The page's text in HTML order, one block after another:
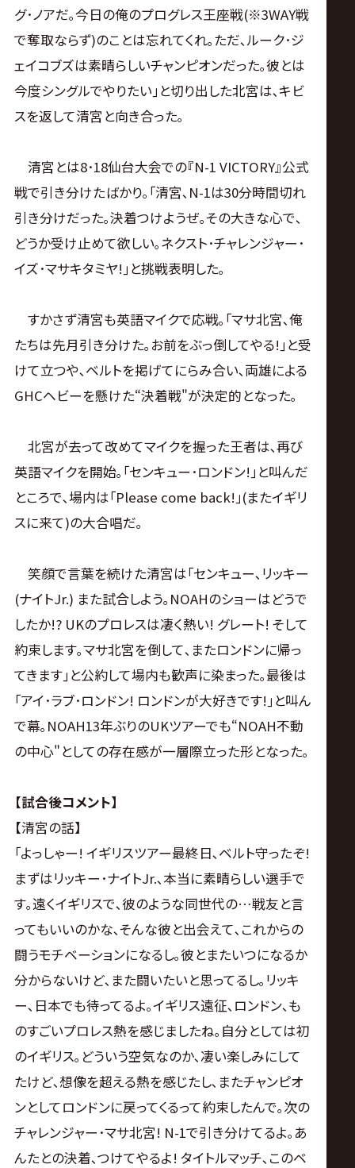
グ･ノアだ｡今日の俺のプログレス王座戦(※3WAY戦
で奪取ならず)のことは忘れてくれ｡ただ､ルーク･ジ
ェイコブズは素晴らしいチャンピオンだった｡彼とは
今度シングルでやりたい｣と切り出した北宮は､キビ
スを返して清宮と向き合った｡
清宮とは8･18仙台大会での『N-1 VICTORY』公式
戦で引き分けたばかり｡｢清宮､N-1は30分時間切れ
引き分けだった｡決着つけようぜ｡その大きな心で､
どうか受け止めて欲しい｡ネクスト･チャレンジャー･
イズ･マサキタミヤ!｣と挑戦表明した｡
すかさず清宮も英語マイクで応戦｡｢マサ北宮､俺
たちは先月引き分けた｡お前をぶっ倒してやる!｣と受
けて立つや､ベルトを掲げてにらみ合い､両雄による
GHCヘビーを懸けた“決着戦"が決定的となった｡
北宮が去って改めてマイクを握った王者は､再び
英語マイクを開始｡｢センキュー･ロンドン!｣と叫んだ
ところで､場内は｢Please come back!｣(またイギリ
スに来て)の大合唱だ｡
笑顔で言葉を続けた清宮は｢センキュー､リッキー
(ナイトJr.) また試合しよう｡NOAHのショーはどうで
したか!? UKのプロレスは凄く熱い! グレート! そして
約束します｡マサ北宮を倒して､またロンドンに帰っ
てきます｣と公約して場内も歓声に染まった｡最後は
｢アイ･ラブ･ロンドン! ロンドンが大好きです!｣と叫ん
で幕｡NOAH13年ぶりのUKツアーでも“NOAH不動
の中心"としての存在感が一層際立った形となった｡
【試合後コメント】
【清宮の話】
｢よっしゃー! イギリスツアー最終日､ベルト守ったぞ!
まずはリッキー･ナイトJr.､本当に素晴らしい選手で
す｡遠くイギリスで､彼のような同世代の…戦友と言
ってもいいのかな､そんな彼と出会えて､これからの
闘うモチベーションになるし｡彼とまたいつになるか
分からないけど､また闘いたいと思ってるし｡リッキ
ー､日本でも待ってるよ｡イギリス遠征､ロンドン､も
のすごいプロレス熱を感じましたね｡自分としては初
のイギリス｡どういう空気なのか､凄い楽しみにして
たけど､想像を超える熱を感じたし､またチャンピオ
ンとしてロンドンに戻ってくるって約束したんで｡次の
チャレンジャー･マサ北宮! N-1で引き分けてるよ｡あ
んたとの決着､つけてやるよ! タイトルマッチ､このベ